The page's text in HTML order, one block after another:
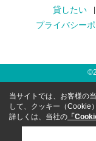
貸したい
プライバシー
©
当サイトでは、お客様の
して、クッキー（Cookie
詳しくは、当社の 「